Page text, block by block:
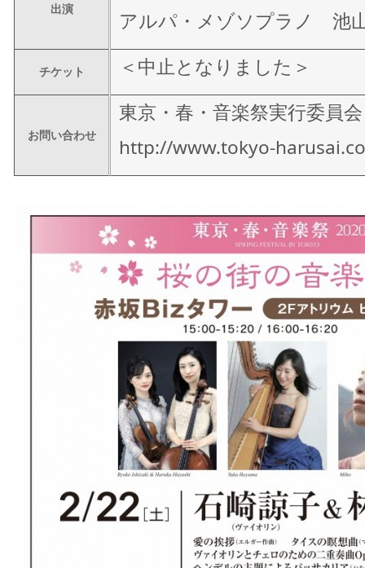
出演
アルパ・メゾソプラノ 池
チケット ＜中止となりました＞
お問い合わせ
東京・春・音楽祭実行委員会
http://www.tokyo-